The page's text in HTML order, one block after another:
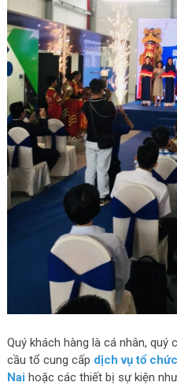
Quý khách hàng là cá nhân,
cầu tổ cung cấp dịch vụ tổ
Nai hoặc các thiết bị sự kiện